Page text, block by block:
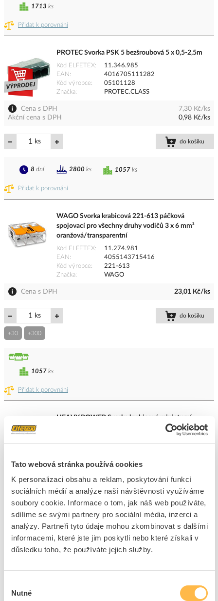
Tato webová stránka používá cookies
K personalizaci obsahu a reklam, poskytování funkcí
sociálních médií a analýze naší návštěvnosti využíváme
soubory cookie. Informace o tom, jak náš web používáte,
sdílíme se svými partnery pro sociální média, inzerci a
analýzy. Partneři tyto údaje mohou zkombinovat s dalšími
informacemi, které jste jim poskytli nebo které získali v
důsledku toho, že používáte jejich služby.
souhlasu
Nutné
Přidat k porovnání
1713 ks
PROTEC Svorka PSK 5 bezšroubová 5 x 0,5-2,5m
Kód ELFETEX
11.346.985
EAN
4016705111282
Kód výrobce
05101128
Značka
PROTEC.CLASS
Cena s DPH
7,30 Kč/ks
Akční cena s DPH
0,98 Kč/ks
ks do košíku
Přidat k porovnání
1057 ks
8 dní 2800 ks
WAGO Svorka krabicová 221-613 páčková
spojovací pro všechny druhy vodičů 3 x 6 mm²
oranžová/transparentní
Kód ELFETEX
11.274.981
EAN
4055143715416
Kód výrobce
221-613
Značka
WAGO
Cena s DPH 23,01 Kč/ks
ks do košíku
+30 +300
Přidat k porovnání
1057 ks
HEAVY POWER Svorka krabicová miniaturní
PC214S bezšroubová 4x 0,2-2,5 mm2,
Kód výrobce
1014682
Značka
HEAVY POWER
Cena s DPH 2,58 Kč/ks
ks do košíku